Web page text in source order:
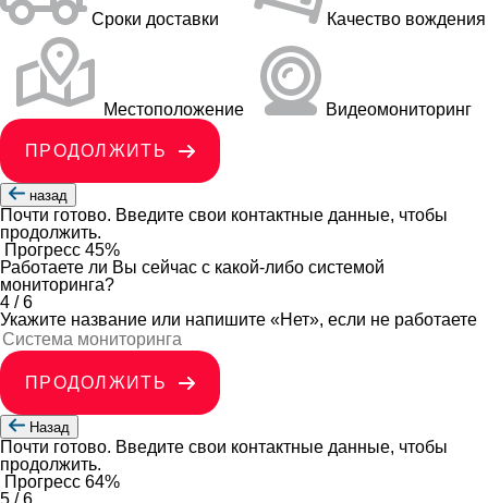
Сроки доставки Качество вождения
Местоположение Видеомониторинг
ПРОДОЛЖИТЬ
назад
Почти готово. Введите свои контактные данные, чтобы
продолжить.
Прогресс 45%
Работаете ли Вы сейчас с какой-либо системой
мониторинга?
4 / 6
Укажите название или напишите «Нет», если не работаете
ПРОДОЛЖИТЬ
Назад
Почти готово. Введите свои контактные данные, чтобы
продолжить.
Прогресс 64%
5 / 6